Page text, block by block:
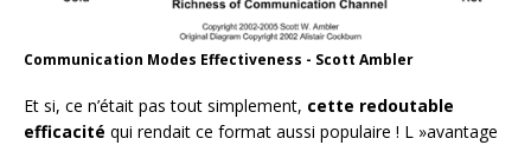
Communication Modes Effectiveness - Scott Ambler
Et si, ce n’était pas tout simplement, cette redoutable
efficacité qui rendait ce format aussi populaire ! L »avantage